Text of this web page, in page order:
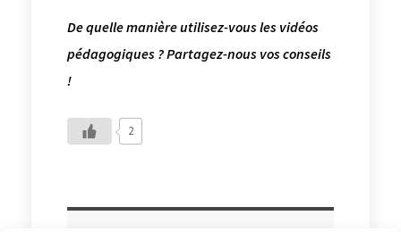
De quelle manière utilisez-vous les vidéos
pédagogiques ? Partagez-nous vos conseils
!
2